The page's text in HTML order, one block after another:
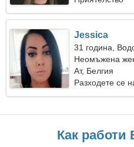
Jessica
31 година,
Неомъжена
Ат, Белгия
Разходете се
Как работи